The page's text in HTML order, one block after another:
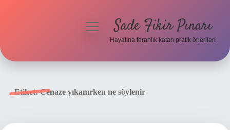
menüyüSade Fikir Pınarı
Hayatına ferahlık katan pratik öneriler!
Etiket:Cenaze yıkanırken ne söylenir